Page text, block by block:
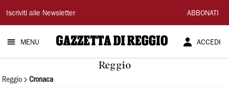
Gazzetta
di
Reggio
Iscriviti alle Newsletter ABBONATI
MENU ACCEDI
Reggio
Reggio Cronaca